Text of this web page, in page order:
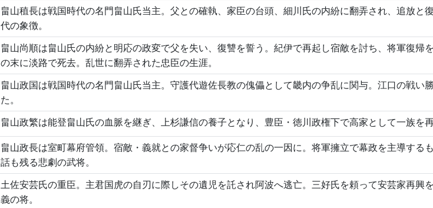
畠山稙長は戦国時代の名門畠山氏当主。父との確執、家臣の台頭、細川氏の内紛に翻弄され、追放と
代の象徴。
畠山尚順は畠山氏の内紛と明応の政変で父を失い、復讐を誓う。紀伊で再起し宿敵を討ち、将軍復帰
の末に淡路で死去。乱世に翻弄された忠臣の生涯。
畠山政国は戦国時代の名門畠山氏当主。守護代遊佐長教の傀儡として畿内の争乱に関与。江口の戦い
た。
畠山政繁は能登畠山氏の血脈を継ぎ、上杉謙信の養子となり、豊臣・徳川政権下で高家として一族を
畠山政長は室町幕府管領。宿敵・義就との家督争いが応仁の乱の一因に。将軍擁立で幕政を主導する
話も残る悲劇の武将。
土佐安芸氏の重臣。主君国虎の自刃に際しその遺児を託され阿波へ逃亡。三好氏を頼って安芸家再興
義の将。